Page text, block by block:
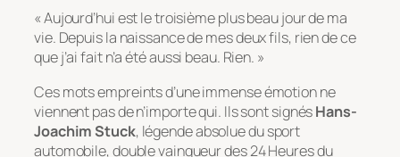
« Aujourd’hui est le troisième plus beau jour de ma
vie. Depuis la naissance de mes deux fils, rien de ce
que j’ai fait n’a été aussi beau. Rien. »
Ces mots empreints d’une immense émotion ne
viennent pas de n’importe qui. Ils sont signésHans-
Joachim Stuck, légende absolue du sport
automobile, double vainqueur des 24 Heures du